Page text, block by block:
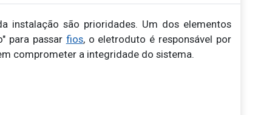
instalação são prioridades. Um dos elementos
para passar fios, o eletroduto é responsável por
comprometer a integridade do sistema.